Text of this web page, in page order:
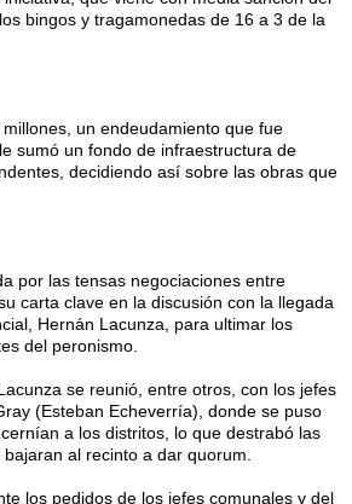
bingos y tragamonedas de 16 a 3 de la
un endeudamiento que fue
sumó un fondo de infraestructura de
decidiendo así sobre las obras que
por las tensas negociaciones entre
carta clave en la discusión con la llegada
Hernán Lacunza, para ultimar los
del peronismo.
se reunió, entre otros, con los jefes
(Esteban Echeverría), donde se puso
a los distritos, lo que destrabó las
al recinto a dar quorum.
los pedidos de los jefes comunales y del